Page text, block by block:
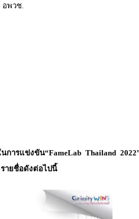
พวช.
ารแข่งขัน“FameLab Thailand
รายชื่อดังต่อไปนี้